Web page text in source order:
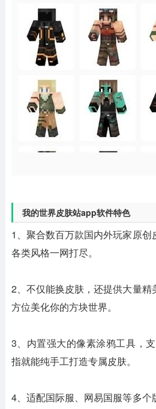
我的世界皮肤站app软件特色
1、聚合数百万款国内外玩家原
各类风格一网打尽。
2、不仅能换皮肤，还提供大量精
方位美化你的方块世界。
3、内置强大的像素涂鸦工具，
指就能纯手工打造专属皮肤。
4、适配国际服、网易国服等多个